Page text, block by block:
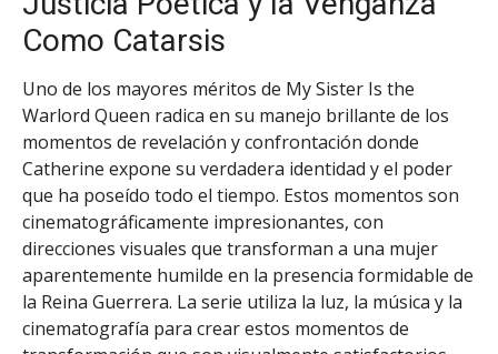
Como Catarsis
Uno de los mayores méritos de My Sister Is the
Warlord Queen radica en su manejo brillante de los
momentos de revelación y confrontación donde
Catherine expone su verdadera identidad y el poder
que ha poseído todo el tiempo. Estos momentos son
cinematográficamente impresionantes, con
direcciones visuales que transforman a una mujer
aparentemente humilde en la presencia formidable de
la Reina Guerrera. La serie utiliza la luz, la música y la
cinematografía para crear estos momentos de